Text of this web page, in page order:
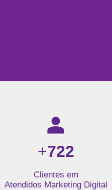
de marketing digital: mais
+722
Clientes em
Atendidos Marketing Digital